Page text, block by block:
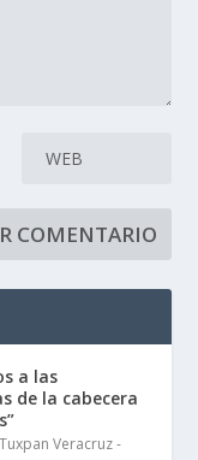
a las
de la cabecera
Veracruz -